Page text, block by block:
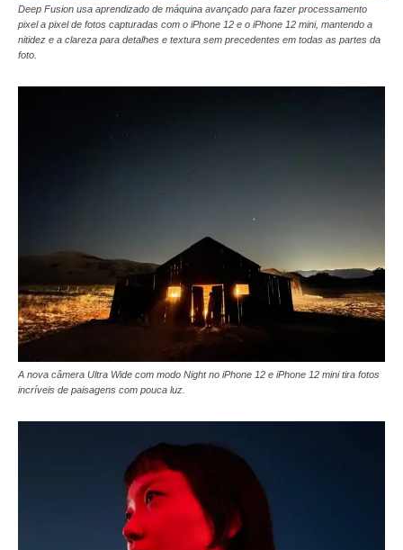
Deep Fusion usa aprendizado de máquina avançado para fazer processamento
pixel a pixel de fotos capturadas com o iPhone 12 e o iPhone 12 mini, mantendo a
nitidez e a clareza para detalhes e textura sem precedentes em todas as partes da
foto.
A nova câmera Ultra Wide com modo Night no iPhone 12 e iPhone 12 mini tira fotos
incríveis de paisagens com pouca luz.